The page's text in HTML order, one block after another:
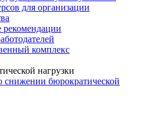
для организации
рекомендации
комплекс
нагрузки
бюрократической